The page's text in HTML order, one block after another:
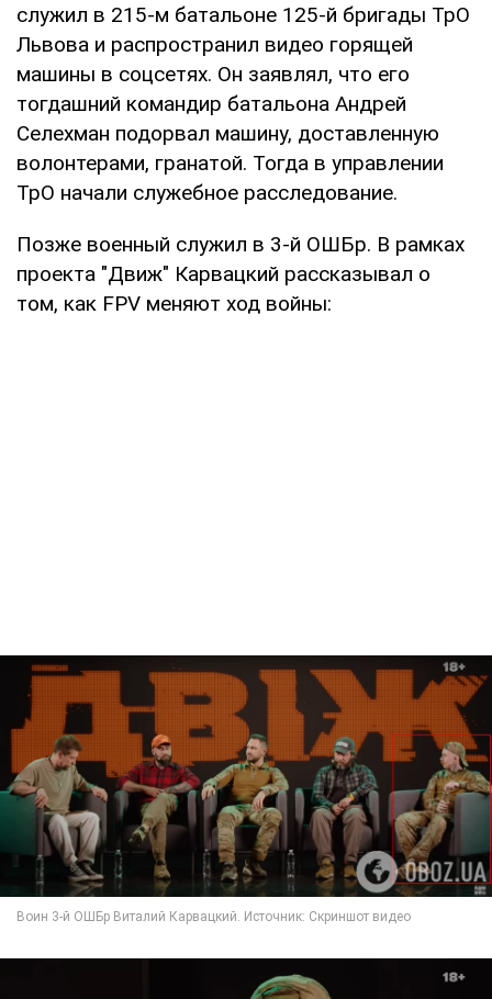
служил в 215-м батальоне 125-й бригады ТрО
Львова и распространил видео горящей
машины в соцсетях. Он заявлял, что его
тогдашний командир батальона Андрей
Селехман подорвал машину, доставленную
волонтерами, гранатой. Тогда в управлении
ТрО начали служебное расследование.
Позже военный служил в 3-й ОШБр. В рамках
проекта "Движ" Карвацкий рассказывал о
том, как FPV меняют ход войны: